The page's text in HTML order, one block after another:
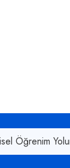
Öğrenim